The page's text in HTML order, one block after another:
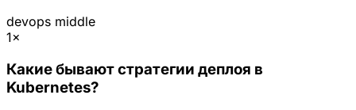
devops middle
1×
Какие бывают стратегии деплоя в
Kubernetes?